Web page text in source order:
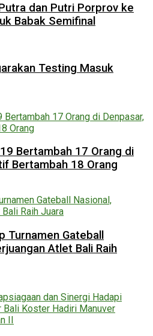
dan Putri Porprov ke
Babak Semifinal
Testing Masuk
Bertambah 17 Orang di
Bertambah 18 Orang
Turnamen Gateball
Atlet Bali Raih